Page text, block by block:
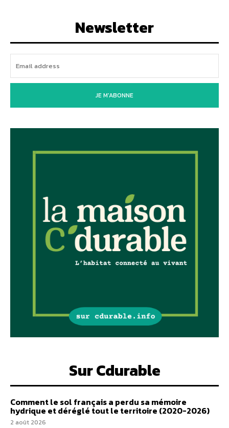
Newsletter
JE M'ABONNE
Sur Cdurable
Comment le sol français a perdu sa mémoire
hydrique et déréglé tout le territoire (2020-2026)
2 août 2026